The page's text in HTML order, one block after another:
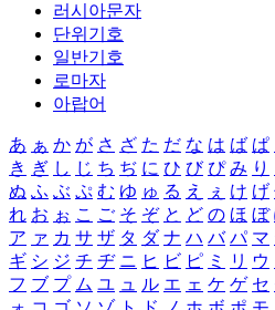
러시아문자
단위기호
일반기호
로마자
아랍어
あ ぁ か が さ ざ た だ な は ば ぱ
き ぎ し じ ち ぢ に ひ び ぴ み り
ぬ ふ ぶ ぷ む ゆ ゅ る え ぇ け げ
れ お ぉ こ ご そ ぞ と ど の ほ ぼ
ア ァ カ サ ザ タ ダ ナ ハ バ パ マ
ギ シ ジ チ ヂ ニ ヒ ビ ピ ミ リ ウ
フ ブ プ ム ユ ュ ル エ ェ ケ ゲ セ